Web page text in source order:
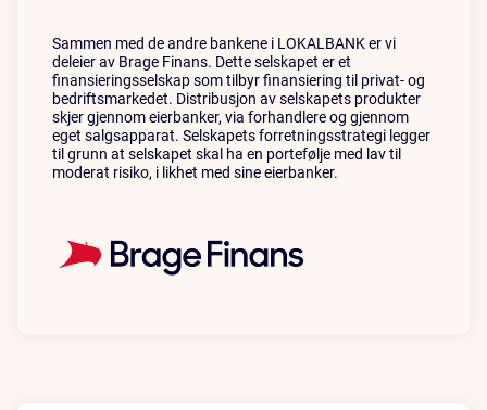
Sammen med de andre bankene i LOKALBANK er vi
deleier av Brage Finans. Dette selskapet er et
finansieringsselskap som tilbyr finansiering til privat- og
bedriftsmarkedet. Distribusjon av selskapets produkter
skjer gjennom eierbanker, via forhandlere og gjennom
eget salgsapparat. Selskapets forretningsstrategi legger
til grunn at selskapet skal ha en portefølje med lav til
moderat risiko, i likhet med sine eierbanker.